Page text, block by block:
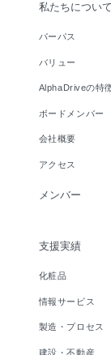
私たちについて
パーパス
バリュー
AlphaDriveの特
ボードメンバー
会社概要
アクセス
メンバー
支援実績
化粧品
情報サービス
製造・プロセス
建設・不動産